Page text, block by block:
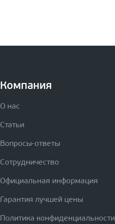
Компания
О нас
Статьи
Вопросы-ответы
Сотрудничество
Официальная информация
Гарантия лучшей цены
Политика конфиденциальности